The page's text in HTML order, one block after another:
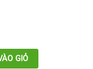
handle quantity
GIỎ